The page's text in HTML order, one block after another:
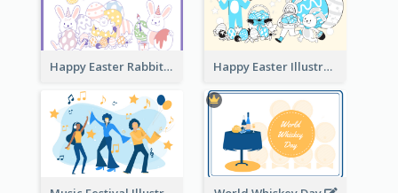
Happy Easter Rabbit Illustration Happy Easter Illustration